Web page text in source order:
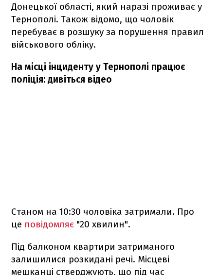
Донецької області, який наразі проживає у
Тернополі. Також відомо, що чоловік
перебуває в розшуку за порушення правил
військового обліку.
На місці інциденту у Тернополі працює
поліція: дивіться відео
Станом на 10:30 чоловіка затримали. Про
це повідомляє "20 хвилин".
Під балконом квартири затриманого
залишилися розкидані речі. Місцеві
мешканці стверджують, що під час